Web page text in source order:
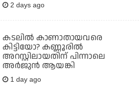
2 days ago
കടലില്‍ കാണാതായവരെ
കിട്ടിയോ? കണ്ണൂരില്‍
അറസ്റ്റിലായതിന് പിന്നാലെ
അര്‍ജുന്‍ ആയങ്കി
1 day ago